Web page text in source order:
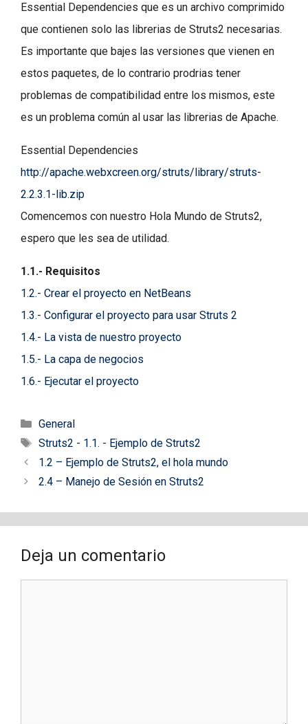
Essential Dependencies que es un archivo comprimido
que contienen solo las librerias de Struts2 necesarias.
Es importante que bajes las versiones que vienen en
estos paquetes, de lo contrario prodrias tener
problemas de compatibilidad entre los mismos, este
es un problema común al usar las librerias de Apache.
Essential Dependencies
http://apache.webxcreen.org/struts/library/struts-
2.2.3.1-lib.zip
Comencemos con nuestro Hola Mundo de Struts2,
espero que les sea de utilidad.
1.1.- Requisitos
1.2.- Crear el proyecto en NetBeans
1.3.- Configurar el proyecto para usar Struts 2
1.4.- La vista de nuestro proyecto
1.5.- La capa de negocios
1.6.- Ejecutar el proyecto
Categorías
General
Etiquetas
Struts2 - 1.1. - Ejemplo de Struts2
1.2 – Ejemplo de Struts2, el hola mundo
2.4 – Manejo de Sesión en Struts2
Deja un comentario